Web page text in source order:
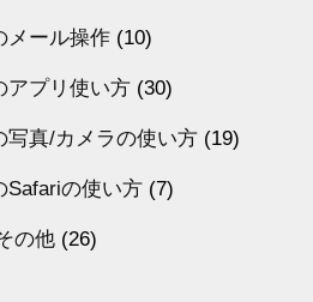
メール操作 (10)
アプリ使い方 (30)
写真/カメラの使い方 (19)
Safariの使い方 (7)
の他 (26)